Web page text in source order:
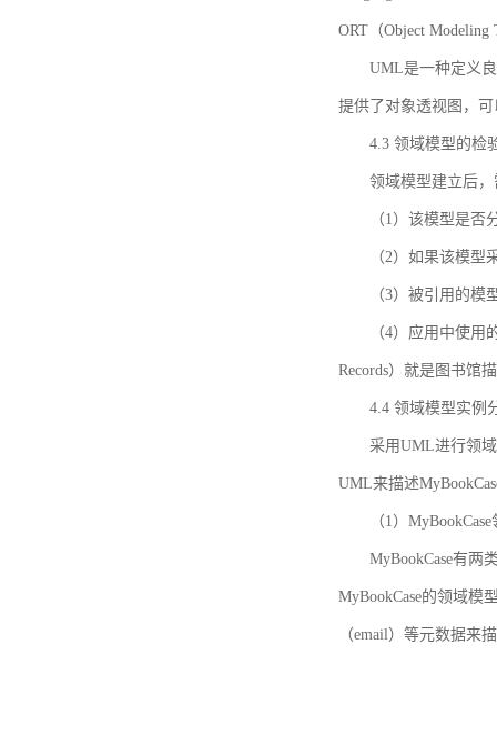
ORT（Object
UML是一种定义
提供了对象透视图，
4.3 领域模型的检
领域模型建立后
（1）该模型是
（2）如果该模
（3）被引用的模
（4）应用中使用
Records）就是图书馆
4.4 领域模型实例
采用UML进行领
UML来描述
（1）
MyBookCase有两
MyBookCase的领域模
（email）等元数据来